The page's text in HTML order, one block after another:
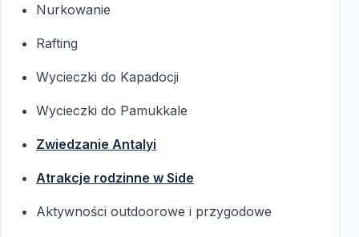
Nurkowanie
Rafting
Wycieczki do Kapadocji
Wycieczki do Pamukkale
Zwiedzanie Antalyi
Atrakcje rodzinne w Side
Aktywności outdoorowe i przygodowe